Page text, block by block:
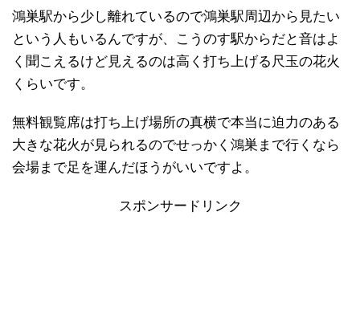
鴻巣駅から少し離れているので鴻巣駅周辺から見たい
という人もいるんですが、こうのす駅からだと音はよ
く聞こえるけど見えるのは高く打ち上げる尺玉の花火
くらいです。
無料観覧席は打ち上げ場所の真横で本当に迫力のある
大きな花火が見られるのでせっかく鴻巣まで行くなら
会場まで足を運んだほうがいいですよ。
スポンサードリンク